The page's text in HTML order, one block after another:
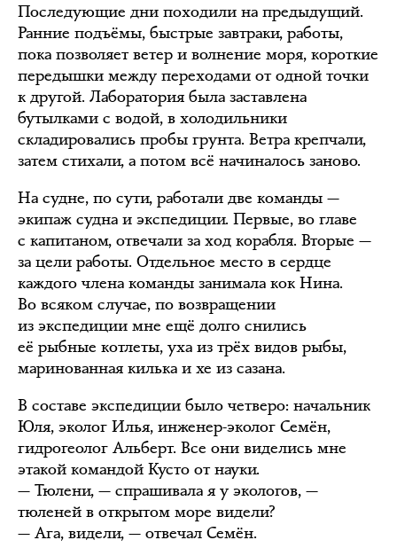
Последующие дни походили на предыдущий.
Ранние подъёмы, быстрые завтраки, работы,
пока позволяет ветер и волнение моря, короткие
передышки между переходами от одной точки
к другой. Лаборатория была заставлена
бутылками с водой, в холодильники
складировались пробы грунта. Ветра крепчали,
затем стихали, а потом всё начиналось заново.
На судне, по сути, работали две команды —
экипаж судна и экспедиции. Первые, во главе
с капитаном, отвечали за ход корабля. Вторые —
за цели работы. Отдельное место в сердце
каждого члена команды занимала кок Нина.
Во всяком случае, по возвращении
из экспедиции мне ещё долго снились
её рыбные котлеты, уха из трёх видов рыбы,
маринованная килька и хе из сазана.
В составе экспедиции было четверо: начальник
Юля, эколог Илья, инженер-эколог Семён,
гидрогеолог Альберт. Все они виделись мне
этакой командой Кусто от науки.
— Тюлени, — спрашивала я у экологов, —
тюленей в открытом море видели?
— Ага, видели, — отвечал Семён.